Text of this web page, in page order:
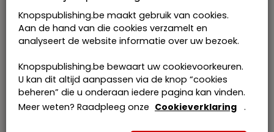
Schenking aan minderjarige kinderen
Verdeling van kapitaal opgebouwd in individuele
levensverzekeringen en groepsverzekeringen
Topics vermogensrechtelijke verdeling voor het
notariaat en modelclausules (huurcontracten, verrekening
vermogenswaarde aandelen in professionele
Knopspublishing.be maakt gebruik van cookies.
Aan de hand van die cookies verzamelt en
analyseert de website informatie over uw bezoek.
Knopspublishing.be bewaart uw cookievoorkeuren.
U kan dit altijd aanpassen via de knop “cookies
beheren” die u onderaan iedere pagina kan vinden.
Meer weten? Raadpleeg onze Cookieverklaring .